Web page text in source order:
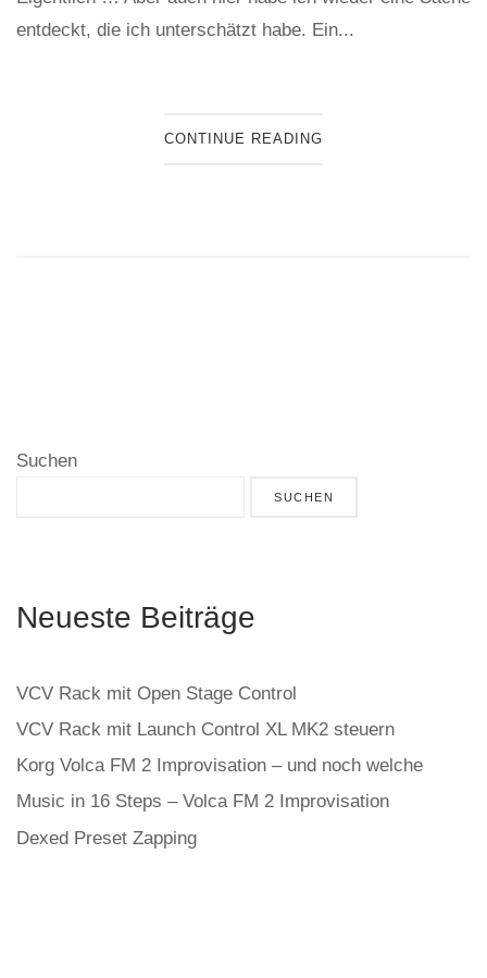
entdeckt, die ich unterschätzt habe. Ein...
CONTINUE READING
Suchen
SUCHEN
Neueste Beiträge
VCV Rack mit Open Stage Control
VCV Rack mit Launch Control XL MK2 steuern
Korg Volca FM 2 Improvisation – und noch welche
Music in 16 Steps – Volca FM 2 Improvisation
Dexed Preset Zapping